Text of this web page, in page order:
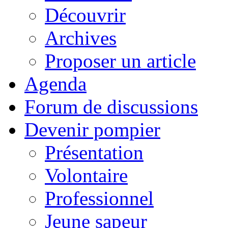
Découvrir
Archives
Proposer un article
Agenda
Forum de discussions
Devenir pompier
Présentation
Volontaire
Professionnel
Jeune sapeur